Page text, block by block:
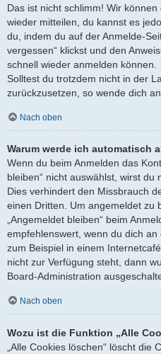
Das ist nicht schlimm! Wir
wieder mitteilen, du kannst es
du, indem du auf der Anmelde-
vergessen“ klickst und den
schnell wieder anmelden können.
Solltest du trotzdem nicht in der
zurückzusetzen, so wende dich
Nach oben
Warum werde ich automatisch
Wenn du beim Anmelden das
bleiben“ nicht auswählst, wirst
Dies verhindert den Missbrauch
einen Dritten. Um angemeldet zu
„Angemeldet bleiben“ beim
empfehlenswert, wenn du dich
zum Beispiel in einem
nicht zur Verfügung steht, dann
Board-Administration
Nach oben
Wozu ist die Funktion „Alle
„Alle Cookies löschen“ löscht die